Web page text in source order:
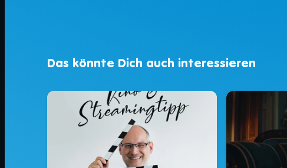
Das könnte Dich auch interessieren